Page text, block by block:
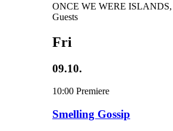
ONCE WE WERE ISLANDS,
Guests
Fri
09.10.
10:00 Premiere
Smelling Gossip